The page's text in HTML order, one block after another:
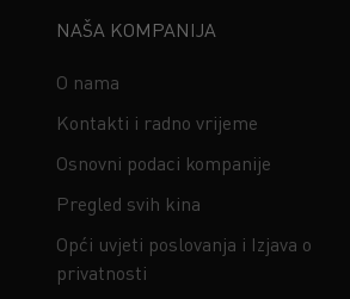
NAŠA KOMPANIJA
O nama
Kontakti i radno vrijeme
Osnovni podaci kompanije
Pregled svih kina
Opći uvjeti poslovanja i Izjava o
privatnosti